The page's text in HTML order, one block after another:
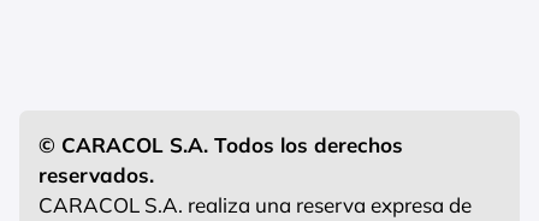
© CARACOL S.A. Todos los derechos
reservados.
CARACOL S.A. realiza una reserva expresa de